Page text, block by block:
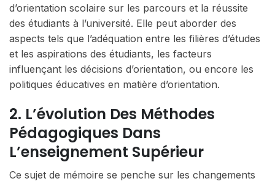
d’orientation scolaire sur les parcours et la réussite
des étudiants à l’université. Elle peut aborder des
aspects tels que l’adéquation entre les filières d’études
et les aspirations des étudiants, les facteurs
influençant les décisions d’orientation, ou encore les
politiques éducatives en matière d’orientation.
2. L’évolution Des Méthodes
Pédagogiques Dans
L’enseignement Supérieur
Ce sujet de mémoire se penche sur les changements